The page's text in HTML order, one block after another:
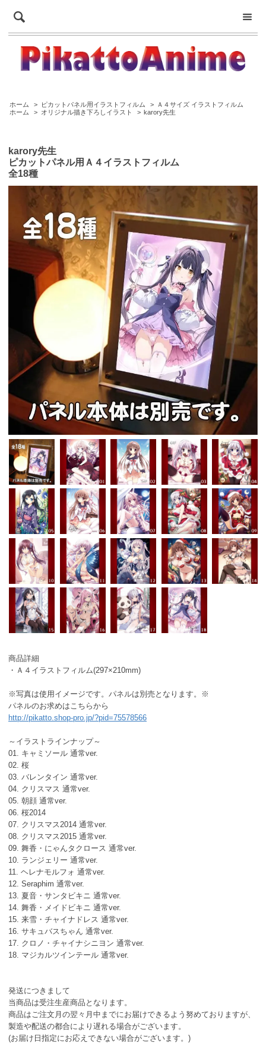
ホーム > ピカットパネル用イラストフィルム >
Ａ４サイズ イラストフィルム
ホーム
> オリジナル描き下ろしイラスト > karory先生
karory先生
ピカットパネル用Ａ４イラストフィルム
全18種
商品詳細
・Ａ４イラストフィルム(297×210mm)
※写真は使用イメージです。パネルは別売となります。※
パネルのお求めはこちらから
http://pikatto.shop-pro.jp/?pid=75578566
～イラストラインナップ～
01. キャミソール 通常ver.
02. 桜
03. バレンタイン 通常ver.
04. クリスマス 通常ver.
05. 朝顔 通常ver.
06. 桜2014
07. クリスマス2014 通常ver.
08. クリスマス2015 通常ver.
09. 舞香・にゃんタクロース 通常ver.
10. ランジェリー 通常ver.
11. ヘレナモルフォ 通常ver.
12. Seraphim 通常ver.
13. 夏音・サンタビキニ 通常ver.
14. 舞香・メイドビキニ 通常ver.
15. 来雪・チャイナドレス 通常ver.
16. サキュバスちゃん 通常ver.
17. クロノ・チャイナシニヨン 通常ver.
18. マジカルツインテール 通常ver.
発送につきまして
当商品は受注生産商品となります。
商品はご注文月の翌々月中までにお届けできるよう努めておりますが、
製造や配送の都合により遅れる場合がございます。
(お届け日指定にお応えできない場合がございます。)